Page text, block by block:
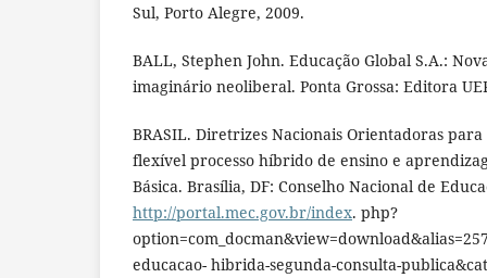
Sul, Porto Alegre, 2009.
BALL, Stephen John. Educação Global S.A.:
imaginário neoliberal. Ponta Grossa: Editora
BRASIL. Diretrizes Nacionais Orientadoras
flexível processo híbrido de ensino e
Básica. Brasília, DF: Conselho Nacional de
http://portal.mec.gov.br/index. php?
educacao- hibrida-segunda-consulta-